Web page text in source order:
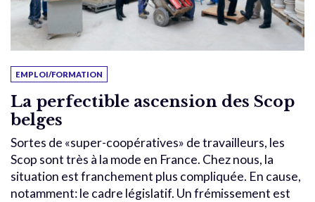
EMPLOI/FORMATION
La perfectible ascension des Scop
belges
Sortes de «super-coopératives» de travailleurs, les
Scop sont très à la mode en France. Chez nous, la
situation est franchement plus compliquée. En cause,
notamment: le cadre législatif. Un frémissement est